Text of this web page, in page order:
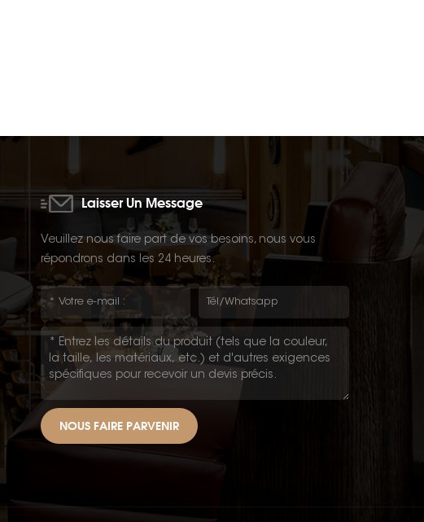
Laisser Un Message
Veuillez nous faire part de vos besoins, nous vous
répondrons dans les 24 heures.